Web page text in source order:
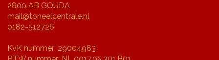
2800 AB GOUDA
mail@toneelcentrale.nl
0182-512726
KvK nummer: 29004983